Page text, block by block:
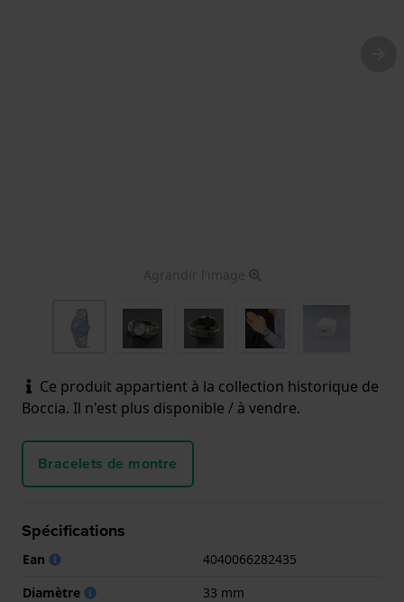
Agrandir l'image
Ce produit appartient à la collection historique de
Boccia. Il n'est plus disponible / à vendre.
Bracelets de montre
Spécifications
Ean
4040066282435
Diamètre
33 mm